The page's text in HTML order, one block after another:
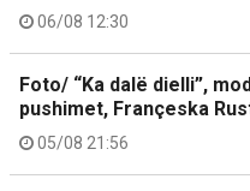
06/08 12:30
Foto/ “Ka dalë dielli”,
pushimet, Françeska
05/08 21:56